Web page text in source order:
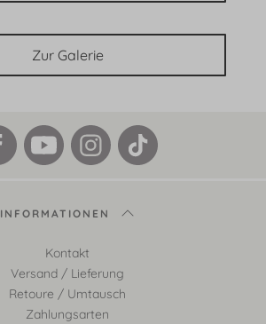
Zur Galerie
INFORMATIONEN
Kontakt
Versand / Lieferung
Retoure / Umtausch
Zahlungsarten